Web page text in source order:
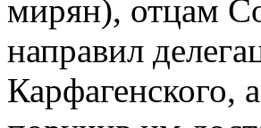
мирян), отцам
направил
Карфагенского,